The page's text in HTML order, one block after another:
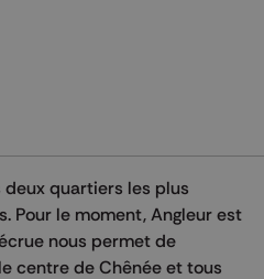
deux quartiers les plus
Pour le moment, Angleur est
nous permet de
centre de Chênée et tous